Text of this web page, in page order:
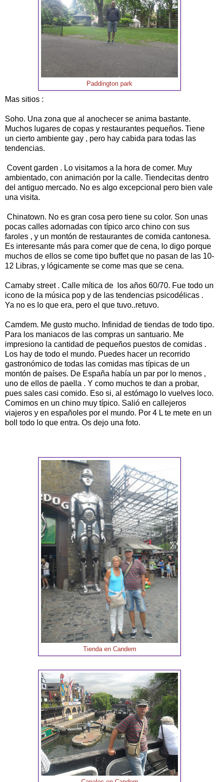
Paddington park
Mas sitios :
Soho. Una zona que al anochecer se anima bastante.
Muchos lugares de copas y restaurantes pequeños. Tiene
un cierto ambiente gay , pero hay cabida para todas las
tendencias.
Covent garden . Lo visitamos a la hora de comer. Muy
ambientado, con animación por la calle. Tiendecitas dentro
del antiguo mercado. No es algo excepcional pero bien vale
una visita.
Chinatown. No es gran cosa pero tiene su color. Son unas
pocas calles adornadas con típico arco chino con sus
faroles , y un montón de restaurantes de comida cantonesa.
Es interesante más para comer que de cena, lo digo porque
muchos de ellos se come tipo buffet que no pasan de las 10-
12 Libras, y lógicamente se come mas que se cena.
Carnaby street . Calle mítica de los años 60/70. Fue todo un
icono de la música pop y de las tendencias psicodélicas .
Ya no es lo que era, pero el que tuvo..retuvo.
Camdem. Me gusto mucho. Infinidad de tiendas de todo tipo.
Para los maniacos de las compras un santuario. Me
impresiono la cantidad de pequeños puestos de comidas .
Los hay de todo el mundo. Puedes hacer un recorrido
gastronómico de todas las comidas mas típicas de un
montón de países. De España había un par por lo menos ,
uno de ellos de paella . Y como muchos te dan a probar,
pues sales casi comido. Eso si, al estómago lo vuelves loco.
Comimos en un chino muy típico. Salió en callejeros
viajeros y en españoles por el mundo. Por 4 L te mete en un
boll todo lo que entra. Os dejo una foto.
Tienda en Candem